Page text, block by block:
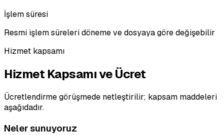
İşlem süresi
Resmi işlem süreleri döneme ve dosyaya göre değişebilir
Hizmet kapsamı
Hizmet Kapsamı ve Ücret
Ücretlendirme görüşmede netleştirilir; kapsam maddeleri
aşağıdadır.
Neler sunuyoruz